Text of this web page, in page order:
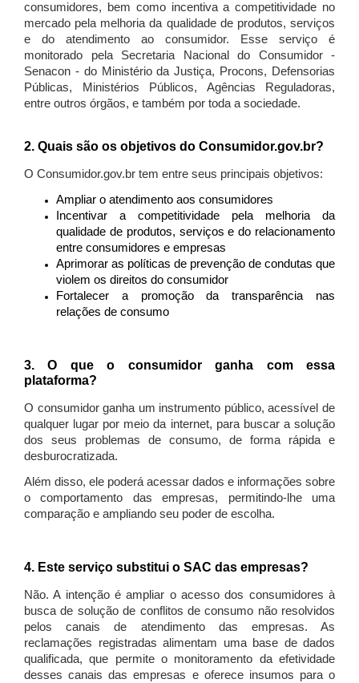
consumidores, bem como incentiva a competitividade no
mercado pela melhoria da qualidade de produtos, serviços
e do atendimento ao consumidor. Esse serviço é
monitorado pela Secretaria Nacional do Consumidor -
Senacon - do Ministério da Justiça, Procons, Defensorias
Públicas, Ministérios Públicos, Agências Reguladoras,
entre outros órgãos, e também por toda a sociedade.
2. Quais são os objetivos do Consumidor.gov.br?
O Consumidor.gov.br tem entre seus principais objetivos:
Ampliar o atendimento aos consumidores
Incentivar a competitividade pela melhoria da
qualidade de produtos, serviços e do relacionamento
entre consumidores e empresas
Aprimorar as políticas de prevenção de condutas que
violem os direitos do consumidor
Fortalecer a promoção da transparência nas
relações de consumo
3. O que o consumidor ganha com essa
plataforma?
O consumidor ganha um instrumento público, acessível de
qualquer lugar por meio da internet, para buscar a solução
dos seus problemas de consumo, de forma rápida e
desburocratizada.
Além disso, ele poderá acessar dados e informações sobre
o comportamento das empresas, permitindo-lhe uma
comparação e ampliando seu poder de escolha.
4. Este serviço substitui o SAC das empresas?
Não. A intenção é ampliar o acesso dos consumidores à
busca de solução de conflitos de consumo não resolvidos
pelos canais de atendimento das empresas. As
reclamações registradas alimentam uma base de dados
qualificada, que permite o monitoramento da efetividade
desses canais das empresas e oferece insumos para o